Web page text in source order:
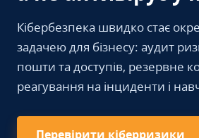
Кібербезпека швидко стає
задачею для бізнесу: аудит
пошти та доступів, резервне
реагування на інциденти і
Перевірити кіберризики